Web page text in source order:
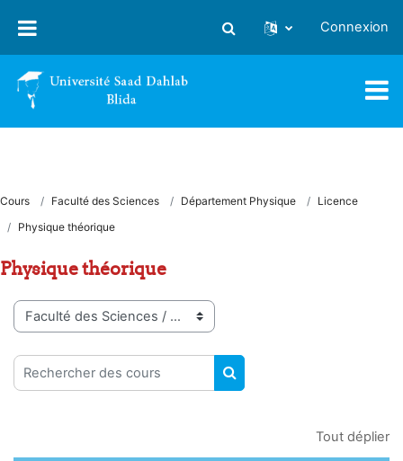
Activer/désactiver la saisie
Connexion
Cours Faculté des Sciences Département Physique
Licence
Physique théorique
Physique théorique
Catégories de cours
Rechercher des cours
RECHERCHER DES
Tout déplier